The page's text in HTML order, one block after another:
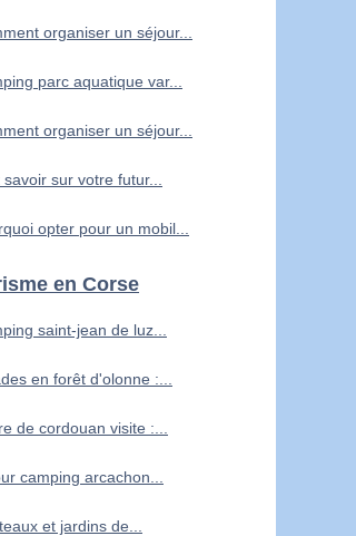
organiser un séjour...
parc aquatique var...
organiser un séjour...
savoir sur votre futur...
opter pour un mobil...
en Corse
saint-jean de luz...
en forêt d'olonne :...
de cordouan visite :...
camping arcachon...
et jardins de...